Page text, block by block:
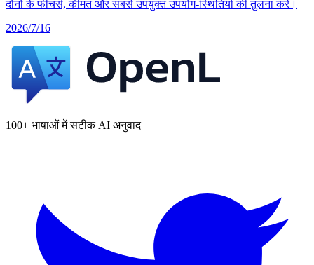
दोनों के फीचर्स, कीमत और सबसे उपयुक्त उपयोग-स्थितियों की तुलना करें।
2026/7/16
100+ भाषाओं में सटीक AI अनुवाद